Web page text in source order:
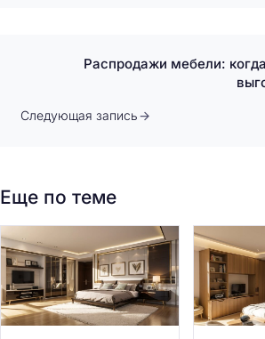
Распродажи мебели:
Следующая запись
Еще по теме